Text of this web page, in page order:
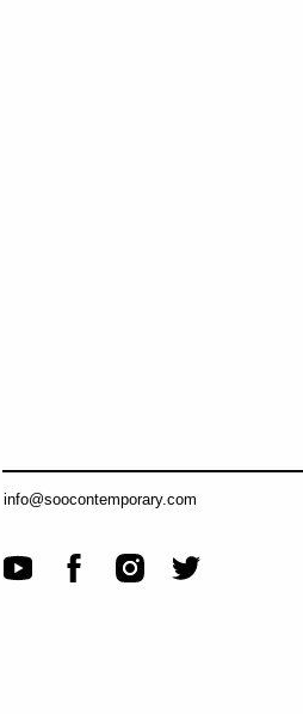
info@soocontemporary.com